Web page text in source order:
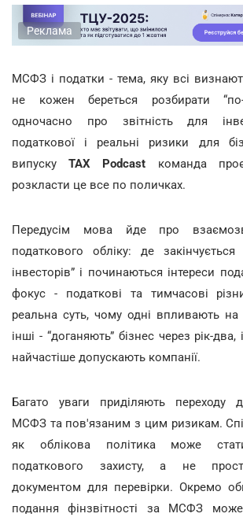
Реклама
МСФЗ і податки - тема, яку всі
не кожен береться розбирати
одночасно про звітність для
податкової і реальні ризики для
випускуTAX Podcast команда
розкласти це все по поличках.
Передусім мова йде про
податкового обліку: де закінчується
інвесторів” і починаються інтереси
фокус - податкові та тимчасові
реальна суть, чому одні впливають на
інші - “доганяють” бізнес через рік-
найчастіше допускають компанії.
Багато уваги приділяють переходу
МСФЗ та пов'язаним з цим ризикам.
як облікова політика може
податкового захисту, а не
документом для перевірки. Окремо
подання фінзвітності за МСФЗ